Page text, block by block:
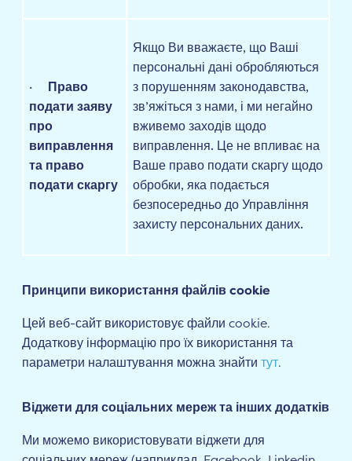
· Право
подати заяву
про
виправлення
та право
подати скаргу
Якщо Ви вважаєте, що Ваші
персональні дані обробляються
з порушенням законодавства,
зв’яжіться з нами, і ми негайно
вживемо заходів щодо
виправлення. Це не впливає на
Ваше право подати скаргу щодо
обробки, яка подається
безпосередньо до Управління
захисту персональних даних.
Принципи використання файлів cookie
Цей веб-сайт використовує файли cookie.
Додаткову інформацію про їх використання та
параметри налаштування можна знайти тут.
Віджети для соціальних мереж та інших додатків
Ми можемо використовувати віджети для